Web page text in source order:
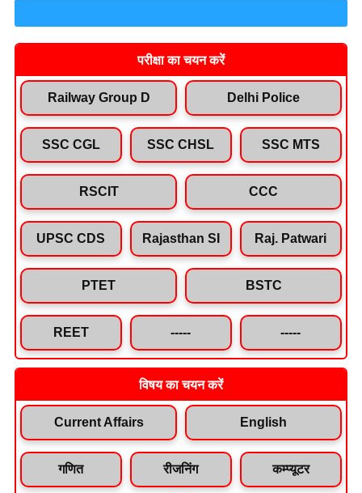
परीक्षा का चयन करें
Railway Group D Delhi Police
SSC CGL SSC CHSL SSC MTS
RSCIT CCC
UPSC CDS Rajasthan SI Raj. Patwari
PTET BSTC
REET ----- -----
विषय का चयन करें
Current Affairs English
गणित रीजनिंग कम्प्यूटर